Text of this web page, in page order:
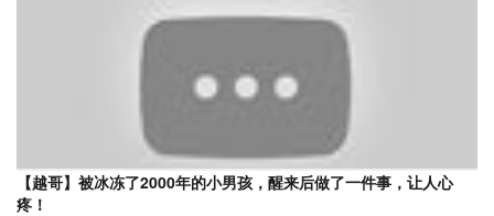
【越哥】被冰冻了2000年的小男孩，醒来后做了一件事，让人心
疼！